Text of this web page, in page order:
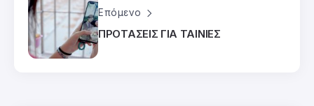
Επόμενο
ΠΡΟΤΑΣΕΙΣ ΓΙΑ ΤΑΙΝΙΕΣ